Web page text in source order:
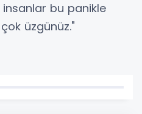
bu panikle
çok üzgünüz."